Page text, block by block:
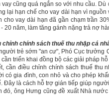
vay cũng quá ngắn so với nhu cầu.
lại hạn chế cho vay dài hạn vì
cho vay dài hạn đã gần chạm trần
20 năm, làm tăng gánh nặng trả nợ
chỉnh chính sách thuế thu nhập cá
trẻ sớm "an cư", Phó Cục trưởng
triển khai đồng bộ các giải pháp
cần điều chỉnh chính sách thuế thu
có gia đình, con nhỏ và cho phép
Đây là cách hỗ trợ gián tiếp giúp
đó, ông Hưng cũng đề xuất Nhà